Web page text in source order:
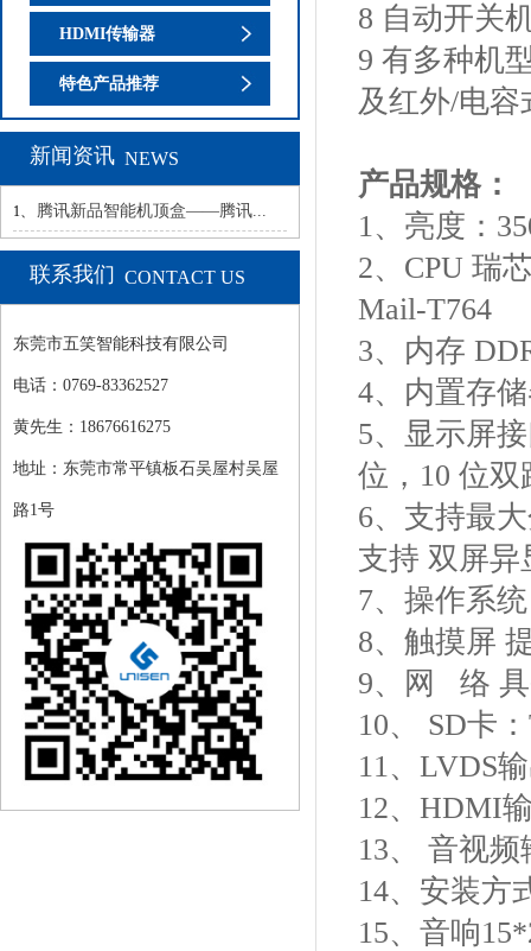
HDMI传输器
特色产品推荐
新闻资讯 NEWS
1、 腾讯新品智能机顶盒——腾讯...
联系我们 CONTACT US
东莞市五笑智能科技有限公司
电话：0769-83362527
黄先生：18676616275
地址：东莞市常平镇板石吴屋村吴屋
路1号
8 自动开关
9 有多种机
及红外/电容
产品规格：
1、
2、CPU 瑞
Mail-T764
3、内存
4、内置存
5、显示屏
位，10 位双
6、支持最
支持 双屏异
7、操作系
8、触摸屏
9、网 络 具
10、 SD卡
11、LVDS
12、HDMI
13、 音视
14、安装
15、音响